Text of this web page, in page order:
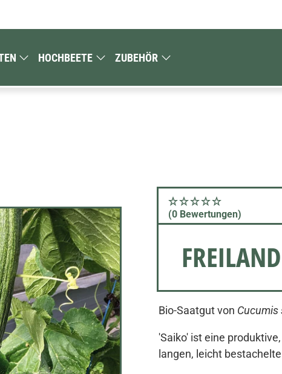
HOCHBEETE ZUBEHÖR
(0 Bewertungen)
Bio-Saatgut von Cucumis
'Saiko' ist eine
langen, leicht